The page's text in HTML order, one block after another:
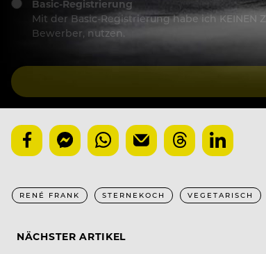
Basic-Registrierung
Mit der Basic-Registrierung habe ich
Bewerber, nutzen.
RENÉ FRANK STERNEKOCH VEGETARISCH
NÄCHSTER ARTIKEL